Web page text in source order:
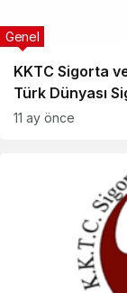
KKTC Sigorta
Türk Dünyası
Genel
11 ay önce